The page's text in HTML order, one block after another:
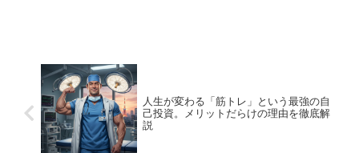
人生が変わる「筋トレ」という最強の自
己投資。メリットだらけの理由を徹底解
説